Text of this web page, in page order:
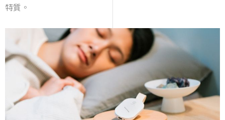
特質。